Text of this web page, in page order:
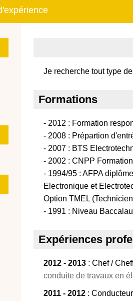
Je recherche tout type
Formations
- 2012 : Formation
- 2008 : Prépartion
- 2007 : BTS
- 2002 : CNPP
- 1994/95 : AFPA
Electronique et
Option TMEL
- 1991 : Niveau
Expériences
2012 - 2013 : Chef /
conduite de travaux en
2011 - 2012 :